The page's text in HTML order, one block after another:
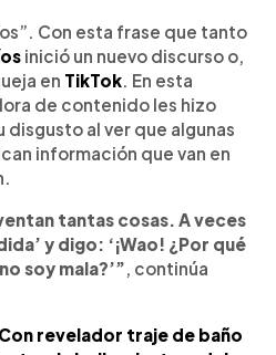
Con esta frase que tanto
inició un nuevo discurso o,
en TikTok. En esta
de contenido les hizo
disgusto al ver que algunas
información que van en
tantas cosas. A veces
y digo: ‘¡Wao! ¿Por qué
soy mala?’”, continúa
revelador traje de baño